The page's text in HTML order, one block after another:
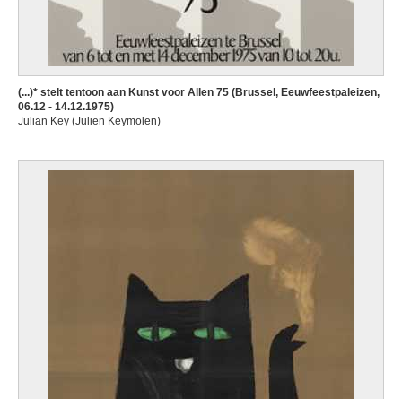
(...)* stelt tentoon aan Kunst voor Allen 75 (Brussel, Eeuwfeestpaleizen,
06.12 - 14.12.1975)
Julian Key (Julien Keymolen)